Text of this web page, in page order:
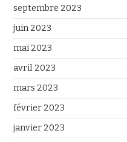
septembre 2023
juin 2023
mai 2023
avril 2023
mars 2023
février 2023
janvier 2023